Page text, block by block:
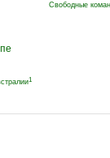
Свободные
1